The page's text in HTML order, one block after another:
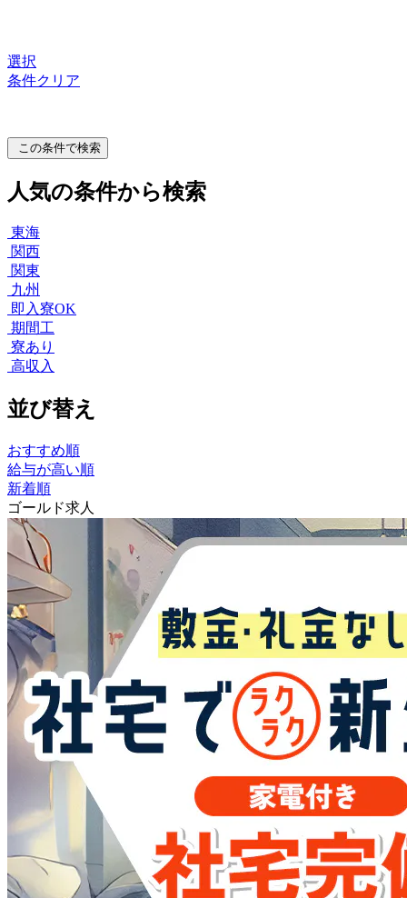
選択
条件クリア
この条件で検索
人気の条件から検索
東海
関西
関東
九州
即入寮OK
期間工
寮あり
高収入
並び替え
おすすめ順
給与が高い順
新着順
ゴールド求人